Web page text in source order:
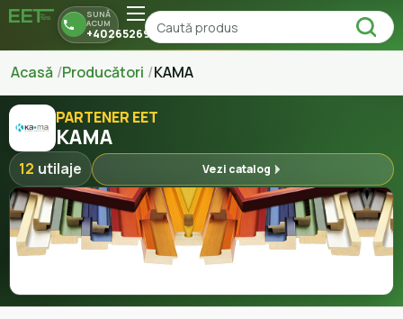
SUNĂ
ACUM
+40265269150
Acasă Producători KAMA
PARTENER EET
KAMA
12 utilaje Vezi catalog